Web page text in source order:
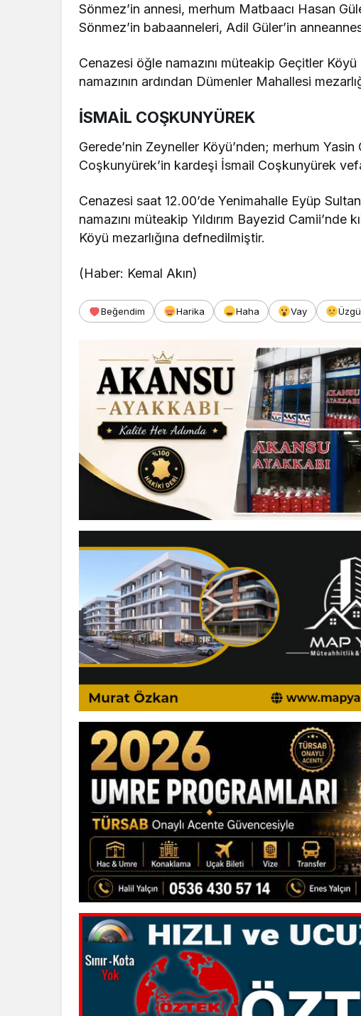
Sönmez’in annesi, merhum Matbaacı Hasan
Sönmez’in babaanneleri, Adil Güler’in
Cenazesi öğle namazını müteakip Geçitler
namazının ardından Dümenler Mahallesi
İSMAİL COŞKUNYÜREK
Gerede’nin Zeyneller Köyü’nden; merhum
Coşkunyürek’in kardeşi İsmail Coşkunyürek
Cenazesi saat 12.00’de Yenimahalle Eyüp
namazını müteakip Yıldırım Bayezid Camii’nde
Köyü mezarlığına defnedilmiştir.
(Haber: Kemal Akın)
Beğendim Harika Haha Vay